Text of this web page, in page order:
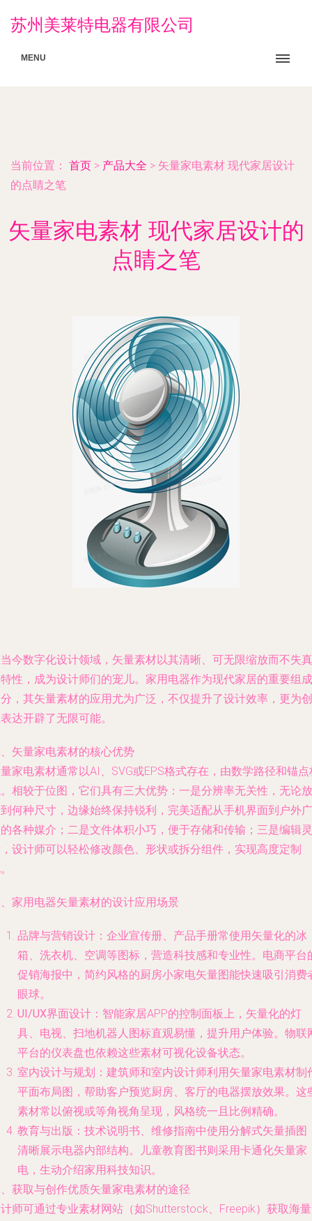
苏州美莱特电器有限公司
MENU
当前位置： 首页 > 产品大全 > 矢量家电素材 现代家居设计
的点睛之笔
矢量家电素材 现代家居设计的
点睛之笔
今数字化设计领域，矢量素材以其清晰、可无限缩放而不失真
性，成为设计师们的宠儿。家用电器作为现代家居的重要组成
，其矢量素材的应用尤为广泛，不仅提升了设计效率，更为创
达开辟了无限可能。
矢量家电素材的核心优势
家电素材通常以AI、SVG或EPS格式存在，由数学路径和锚点
相较于位图，它们具有三大优势：一是分辨率无关性，无论放
何种尺寸，边缘始终保持锐利，完美适配从手机界面到户外广
各种媒介；二是文件体积小巧，便于存储和传输；三是编辑灵
设计师可以轻松修改颜色、形状或拆分组件，实现高度定制
家用电器矢量素材的设计应用场景
品牌与营销设计 ：企业宣传册、产品手册常使用矢量化的冰
箱、洗衣机、空调等图标，营造科技感和专业性。电商平台
促销海报中，简约风格的厨房小家电矢量图能快速吸引消费
眼球。
UI/UX界面设计 ：智能家居APP的控制面板上，矢量化的灯
具、电视、扫地机器人图标直观易懂，提升用户体验。物联
平台的仪表盘也依赖这些素材可视化设备状态。
室内设计与规划 ：建筑师和室内设计师利用矢量家电素材制
平面布局图，帮助客户预览厨房、客厅的电器摆放效果。这
素材常以俯视或等角视角呈现，风格统一且比例精确。
教育与出版 ：技术说明书、维修指南中使用分解式矢量插图
清晰展示电器内部结构。儿童教育图书则采用卡通化矢量家
电，生动介绍家用科技知识。
获取与创作优质矢量家电素材的途径
师可通过专业素材网站（如Shutterstock、Freepik）获取海